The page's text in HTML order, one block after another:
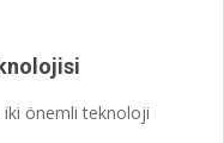
iki önemli teknoloji